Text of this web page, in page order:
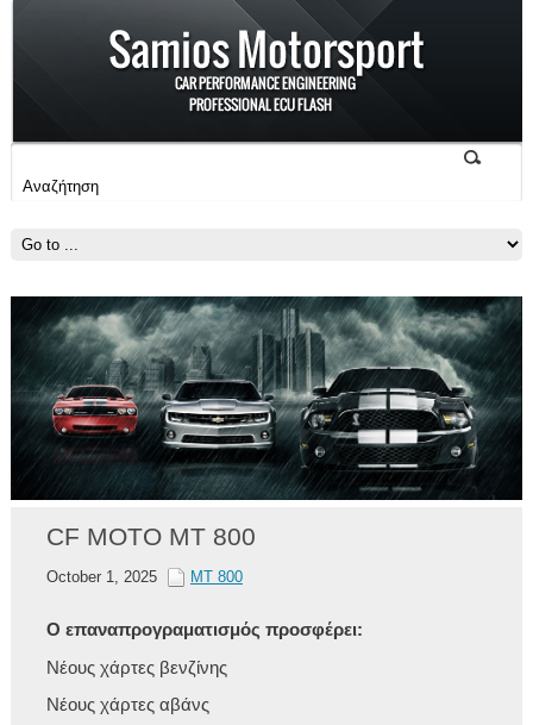
CF MOTO MT 800
October 1, 2025 MT 800
Ο επαναπρογραματισμός προσφέρει:
Νέους χάρτες βενζίνης
Νέους χάρτες αβάνς